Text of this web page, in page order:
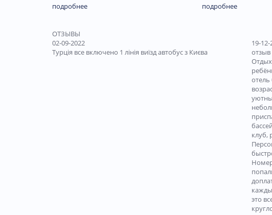
подробнее
подробнее
ОТЗЫВЫ
02-09-2022
Турція все включено 1 лінія виїзд автобус з Києва
19-12-
клуб,
это